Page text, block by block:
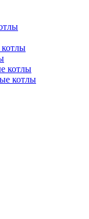
котлы
котлы
котлы